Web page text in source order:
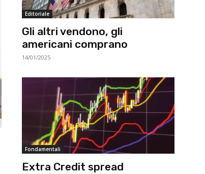
Editoriale
Gli altri vendono, gli
americani comprano
14/01/2025
Fondamentali
Extra Credit spread